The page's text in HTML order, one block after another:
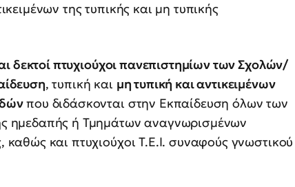
της τυπικής και μη τυπικής
δεκτοί πτυχιούχοι πανεπιστημίων των Σχολών/
, τυπική και μη τυπική και αντικειμένων
που διδάσκονται στην Εκπαίδευση όλων των
ημεδαπής ή Τμημάτων αναγνωρισμένων
και πτυχιούχοι Τ.Ε.Ι. συναφούς γνωστικού